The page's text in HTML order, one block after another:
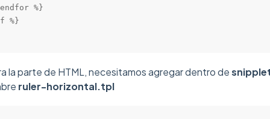
%}
%}
la parte de HTML, necesitamos agregar dentro de
ruler-horizontal.tpl